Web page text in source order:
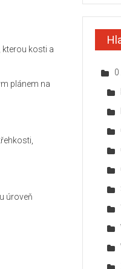
kterou kosti a
plánem na
úroveň
0